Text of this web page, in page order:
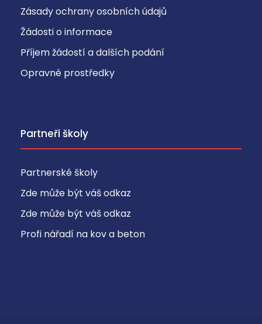
Zásady ochrany osobních údajů
Žádosti o informace
Příjem žádostí a dalších podání
Opravné prostředky
Partneři školy
Partnerské školy
Zde může být váš odkaz
Zde může být váš odkaz
Profi nářadí na kov a beton